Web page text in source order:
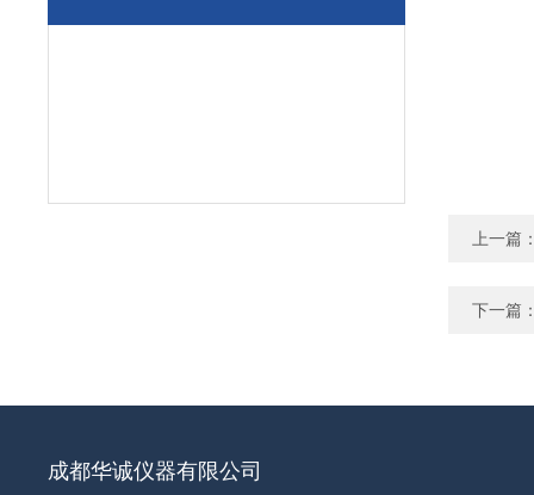
上一篇
下一篇
成都华诚仪器有限公司